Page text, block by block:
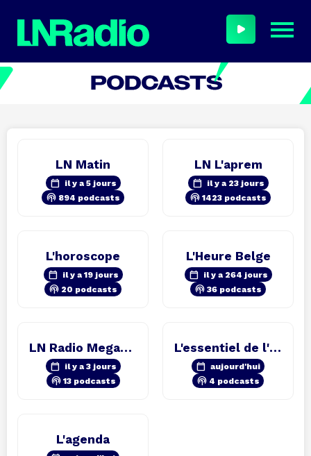
LN Matin
calendar_today il y a 5 jours
podcasts 894 podcasts
LN L'aprem
calendar_today il y a 23 jours
podcasts 1423 podcasts
L'horoscope
calendar_today il y a 19 jours
podcasts 20 podcasts
L'Heure Belge
calendar_today il y a 264 jours
podcasts 36 podcasts
LN Radio Megamix
calendar_today il y a 3 jours
podcasts 13 podcasts
L'essentiel de l'info
calendar_today aujourd'hui
podcasts 4 podcasts
L'agenda